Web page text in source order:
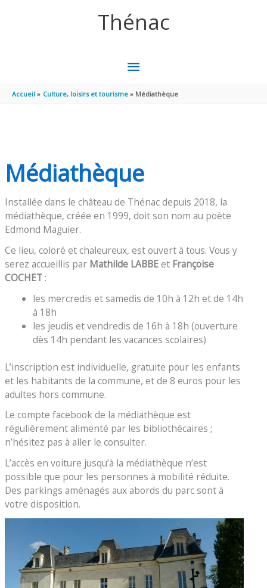
Thénac
MENU
PRINCIPAL
Accueil Culture, loisirs et tourisme Médiathèque
Médiathèque
Installée dans le château de Thénac depuis 2018, la
médiathèque, créée en 1999, doit son nom au poète
Edmond Maguier.
Ce lieu, coloré et chaleureux, est ouvert à tous. Vous y
serez accueillis par Mathilde LABBEet Françoise
COCHET :
les mercredis et samedis de 10h à 12h et de 14h
à 18h
les jeudis et vendredis de 16h à 18h (ouverture
dès 14h pendant les vacances scolaires)
L’inscription est individuelle, gratuite pour les enfants
et les habitants de la commune, et de 8 euros pour les
adultes hors commune.
Le compte facebook de la médiathèque est
régulièrement alimenté par les bibliothécaires ;
n’hésitez pas à aller le consulter.
L’accès en voiture jusqu’à la médiathèque n’est
possible que pour les personnes à mobilité réduite.
Des parkings aménagés aux abords du parc sont à
votre disposition.